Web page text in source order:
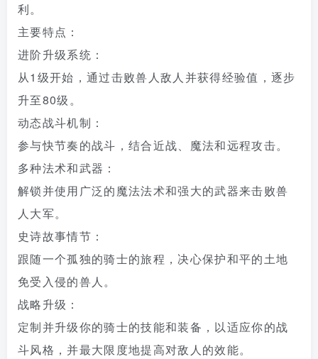
利。
主要特点：
进阶升级系统：
从1级开始，通过击败兽人敌人并获得经验值，逐步
升至80级。
动态战斗机制：
参与快节奏的战斗，结合近战、魔法和远程攻击。
多种法术和武器：
解锁并使用广泛的魔法法术和强大的武器来击败兽
人大军。
史诗故事情节：
跟随一个孤独的骑士的旅程，决心保护和平的土地
免受入侵的兽人。
战略升级：
定制并升级你的骑士的技能和装备，以适应你的战
斗风格，并最大限度地提高对敌人的效能。